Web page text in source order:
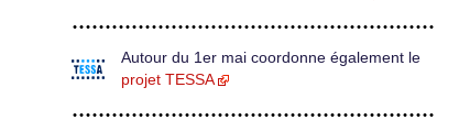
Autour du 1er mai coordonne également le
projet TESSA